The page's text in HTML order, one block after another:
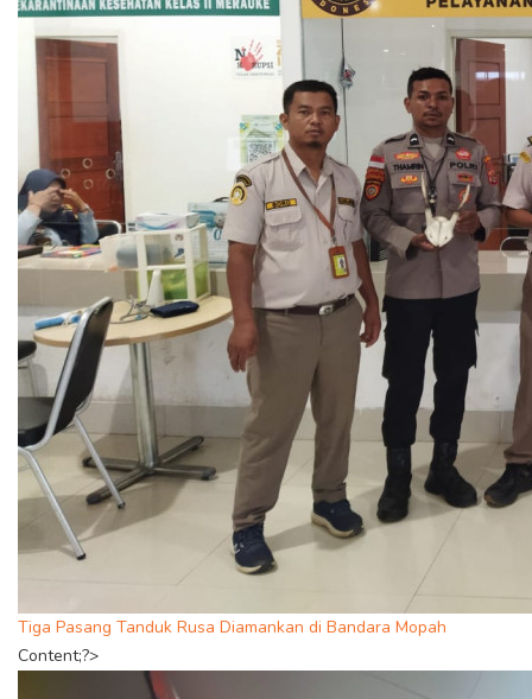
Tiga Pasang Tanduk Rusa Diamankan di Bandara Mopah
Content;?>